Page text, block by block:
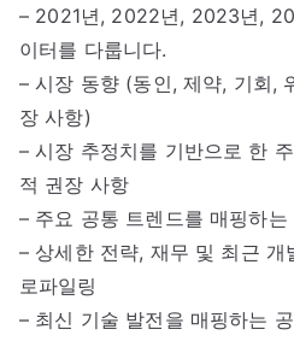
– 2021년, 2022년, 2023년,
이터를 다룹니다.
– 시장 동향 (동인, 제약, 기회,
장 사항)
– 시장 추정치를 기반으로 한
적 권장 사항
– 주요 공통 트렌드를 매핑하는
– 상세한 전략, 재무 및 최근 개
로파일링
– 최신 기술 발전을 매핑하는